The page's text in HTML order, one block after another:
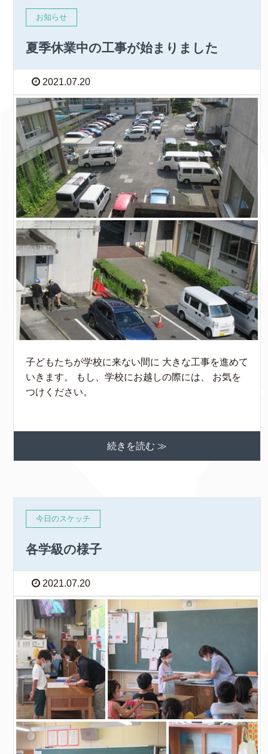
お知らせ
夏季休業中の工事が始まりました
2021.07.20
子どもたちが学校に来ない間に 大きな工事を進めて
いきます。 もし、学校にお越しの際には、 お気を
つけください。
続きを読む ≫
今日のスケッチ
各学級の様子
2021.07.20